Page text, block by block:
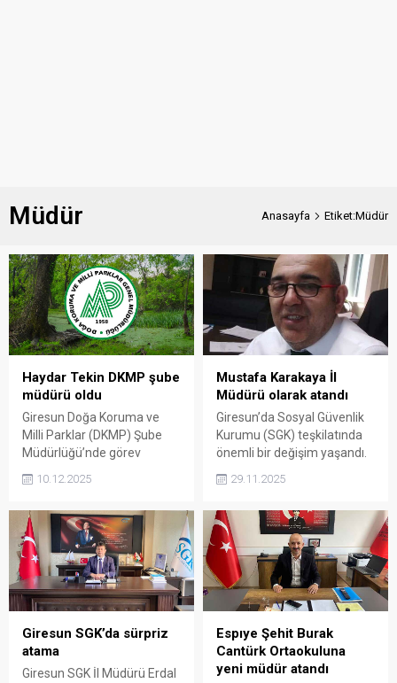
Müdür Anasayfa Etiket:Müdür
Haydar Tekin DKMP şube
müdürü oldu
Giresun Doğa Koruma ve
Milli Parklar (DKMP) Şube
Müdürlüğü’nde görev
10.12.2025
Mustafa Karakaya İl
Müdürü olarak atandı
Giresun’da Sosyal Güvenlik
Kurumu (SGK) teşkilatında
önemli bir değişim yaşandı.
Yardımcısı Mustafa
olarak atanmasıyla
kurumda yeni bir dönem
başladı. Bu atama, şehirde
sosyal güvenlik
hizmetlerinin geleceği
açısından dikkat çekti.
29.11.2025
Giresun SGK’da sürpriz
atama
Giresun SGK İl Müdürü Erdal
Espıye Şehit Burak
Cantürk Ortaokuluna
yeni müdür atandı